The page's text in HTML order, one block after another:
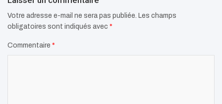
Votre adresse e-mail ne sera pas publiée. Les champs
obligatoires sont indiqués avec *
Commentaire *